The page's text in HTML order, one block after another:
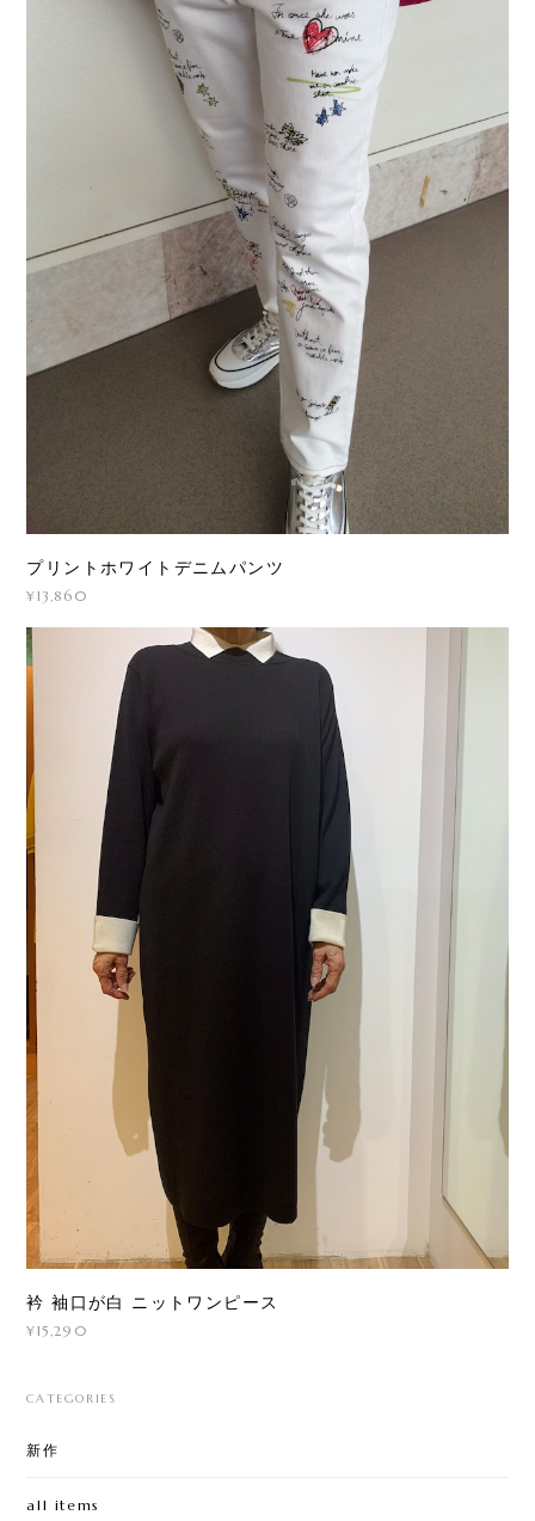
プリントホワイトデニムパンツ
¥13,860
衿 袖口が白 ニットワンピース
¥15,290
CATEGORIES
新作
all items